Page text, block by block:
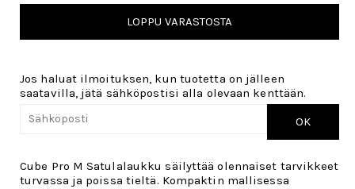
LOPPU VARASTOSTA
Jos haluat ilmoituksen, kun tuotetta on jälleen
saatavilla, jätä sähköpostisi alla olevaan kenttään.
OK
Cube Pro M Satulalaukku säilyttää olennaiset tarvikkeet
turvassa ja poissa tieltä. Kompaktin mallisessa